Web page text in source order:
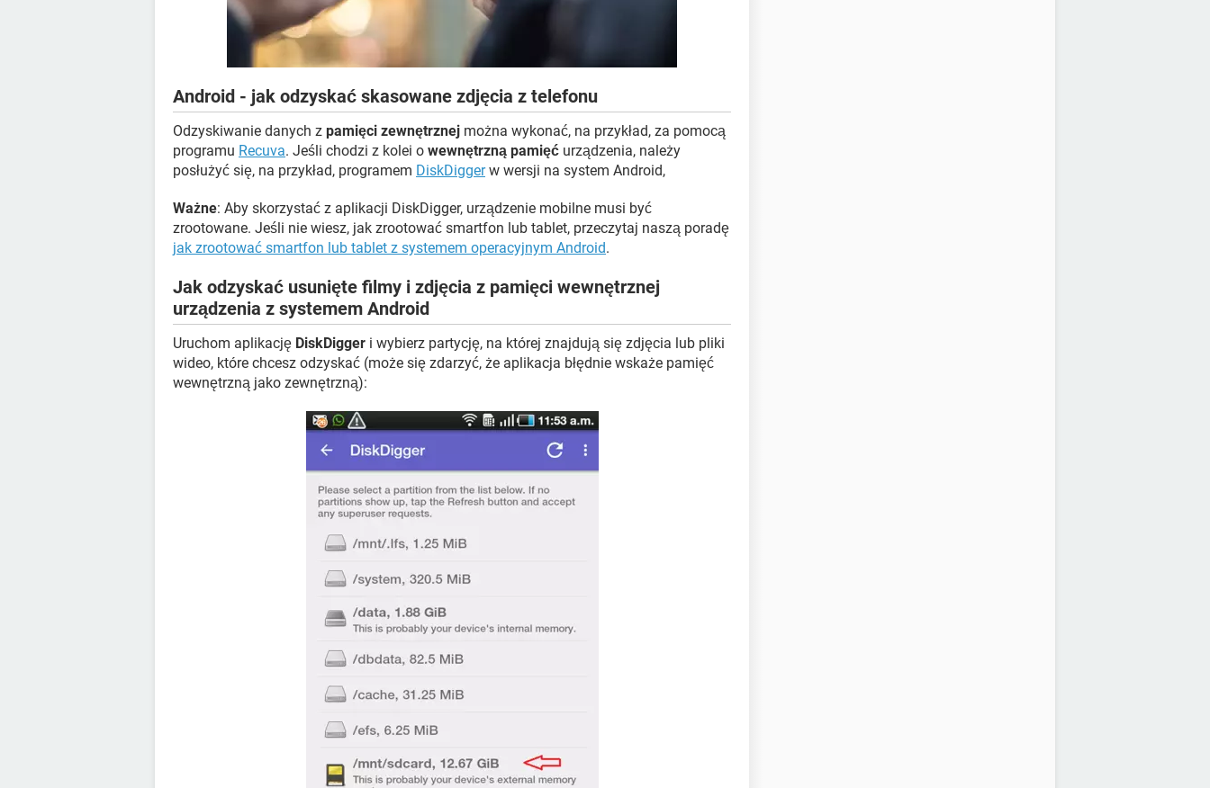
Android - jak odzyskać skasowane zdjęcia z telefonu
Odzyskiwanie danych z pamięci zewnętrznej można wykonać, na przykład, za pomocą
programu Recuva. Jeśli chodzi z kolei o wewnętrzną pamięć urządzenia, należy
posłużyć się, na przykład, programem DiskDiggerw wersji na system Android,
Ważne: Aby skorzystać z aplikacji DiskDigger, urządzenie mobilne musi być
zrootowane. Jeśli nie wiesz, jak zrootować smartfon lub tablet, przeczytaj naszą poradę
jak zrootować smartfon lub tablet z systemem operacyjnym Android.
Jak odzyskać usunięte filmy i zdjęcia z pamięci wewnętrznej
urządzenia z systemem Android
Uruchom aplikację DiskDigger i wybierz partycję, na której znajdują się zdjęcia lub pliki
wideo, które chcesz odzyskać (może się zdarzyć, że aplikacja błędnie wskaże pamięć
wewnętrzną jako zewnętrzną):